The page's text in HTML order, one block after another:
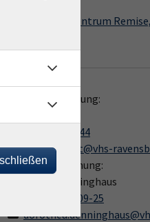
Halle, Bürgerzentrum
Raum 3
Fachliche Beratung:
05201 8109-44
svitlana.witt@vhs-
Fragen zur Buchung:
Dorothea Denninghaus
+49 5201 8109-25